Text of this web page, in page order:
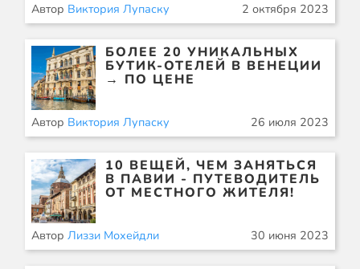
Автор Виктория Лупаску 2 октября 2023
БОЛЕЕ 20 УНИКАЛЬНЫХ
БУТИК-ОТЕЛЕЙ В ВЕНЕЦИИ
→ ПО ЦЕНЕ
Автор Виктория Лупаску 26 июля 2023
10 ВЕЩЕЙ, ЧЕМ ЗАНЯТЬСЯ
В ПАВИИ - ПУТЕВОДИТЕЛЬ
ОТ МЕСТНОГО ЖИТЕЛЯ!
Автор Лиззи Мохейдли 30 июня 2023